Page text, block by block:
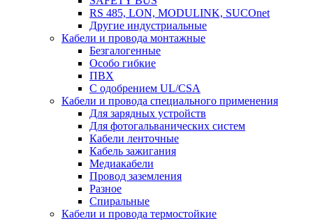
RS 485, LON, MODULINK, SUCOnet
Другие индустриальные
Кабели и провода монтажные
Безгалогенные
Особо гибкие
ПВХ
С одобрением UL/CSA
Кабели и провода специального применения
Для зарядных устройств
Для фотогальванических систем
Кабели ленточные
Кабель зажигания
Медиакабели
Провод заземления
Разное
Спиральные
Кабели и провода термостойкие